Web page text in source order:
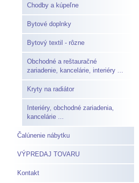
Chodby a kúpeľne
Bytové doplnky
Bytový textil - rôzne
Obchodné a reštauračné
zariadenie, kancelárie, interiéry ...
Kryty na radiátor
Interiéry, obchodné zariadenia,
kancelárie ...
Čalúnenie nábytku
VÝPREDAJ TOVARU
Kontakt